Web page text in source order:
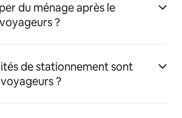
du ménage après le
?
de stationnement sont
?